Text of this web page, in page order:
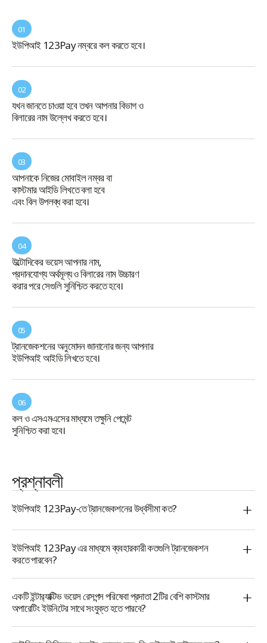
01
ইউপিআই 123Pay নম্বরে কল করতে হবে।
02
যখন জানতে চাওয়া হবে তখন আপনার বিভাগ ও
বিলারের নাম উল্লেখ করতে হবে।
03
আপনাকে নিজের মোবাইল নম্বর বা
কাস্টমার আইডি লিখতে বলা হবে
এবং বিল উপলব্ধ করা হবে।
04
উল্টোদিকের ভয়েস আপনার নাম,
প্রদানযোগ্য অর্থমূল্য ও বিলারের নাম উচ্চারণ
করার পরে সেগুলি সুনিশ্চিত করতে হবে।
05
ট্রানজেকশনের অনুমোদন জানানোর জন্য আপনার
ইউপিআই আইডি লিখতে হবে।
06
কল ও এসএমএসের মাধ্যমে তক্ষুনি পেমেন্ট
সুনিশ্চিত করা হবে।
প্রশ্নাবলী
ইউপিআই 123Pay-তে ট্রানজেকশনের উর্ধ্বসীমা কত?
ইউপিআই 123Pay এর মাধ্যমে ব্যবহারকারী কতগুলি ট্রানজেকশন
করতে পারবেন?
অথবা দিন প্রতি সর্বাধিক ₹5,000 এর ট্রানজেকশন করতে পারবেন।
একটি ইন্টার‌্যাক্টিভ ভয়েস রেসপন্স পরিষেবা প্রদাতা 2টির বেশি কাস্টমার
অপারেটিং ইউনিটের সাথে সংযুক্ত হতে পারবে?